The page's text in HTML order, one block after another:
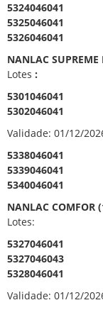
5324046041
5325046041
5326046041
NANLAC
Lotes :
5301046041
5302046041
Validade: 01/12/
5338046041
5339046041
5340046041
NANLAC COMFOR
Lotes:
5327046041
5327046043
5328046041
Validade: 01/12/